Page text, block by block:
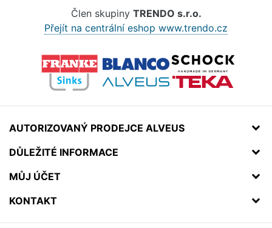
Člen skupiny TRENDO s.r.o.
Přejít na centrální eshop www.trendo.cz
AUTORIZOVANÝ PRODEJCE ALVEUS
DŮLEŽITÉ INFORMACE
MŮJ ÚČET
KONTAKT